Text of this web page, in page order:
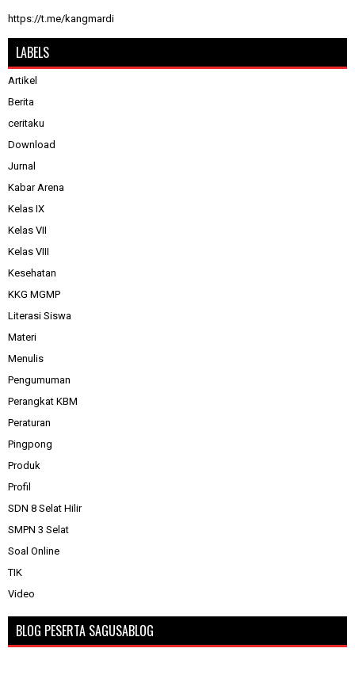
https://t.me/kangmardi
LABELS
Artikel
Berita
ceritaku
Download
Jurnal
Kabar Arena
Kelas IX
Kelas VII
Kelas VIII
Kesehatan
KKG MGMP
Literasi Siswa
Materi
Menulis
Pengumuman
Perangkat KBM
Peraturan
Pingpong
Produk
Profil
SDN 8 Selat Hilir
SMPN 3 Selat
Soal Online
TIK
Video
BLOG PESERTA SAGUSABLOG